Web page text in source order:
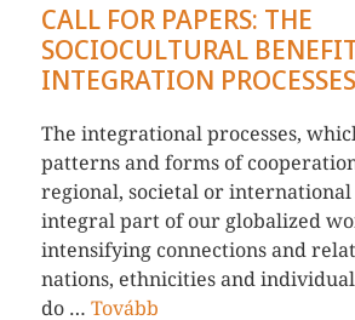
CALL FOR PAPERS: THE
SOCIOCULTURAL
INTEGRATION PROCESSES
The integrational processes,
patterns and forms of
regional, societal or
integral part of our globalized
intensifying connections and
nations, ethnicities and
do …Tovább